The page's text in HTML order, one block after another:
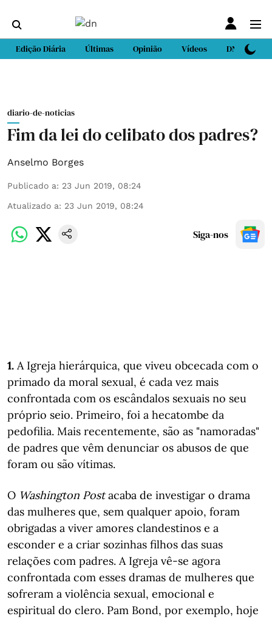
Edição Diária Últimas Opinião Vídeos DN Sport
diario-de-noticias
Fim da lei do celibato dos padres?
Anselmo Borges
Publicado a: 23 Jun 2019, 08:24
Atualizado a: 23 Jun 2019, 08:24
Siga-nos
1. A Igreja hierárquica, que viveu obcecada com o
primado da moral sexual, é cada vez mais
confrontada com os escândalos sexuais no seu
próprio seio. Primeiro, foi a hecatombe da
pedofilia. Mais recentemente, são as "namoradas"
de padres que vêm denunciar os abusos de que
foram ou são vítimas.
O Washington Postacaba de investigar o drama
das mulheres que, sem qualquer apoio, foram
obrigadas a viver amores clandestinos e a
esconder e a criar sozinhas filhos das suas
relações com padres. A Igreja vê-se agora
confrontada com esses dramas de mulheres que
sofreram a violência sexual, emocional e
espiritual do clero. Pam Bond, por exemplo, hoje